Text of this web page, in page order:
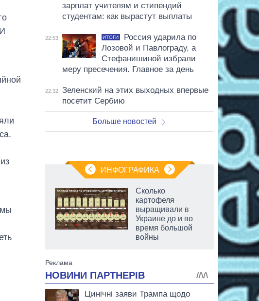
зарплат учителям и стипендий
студентам: как вырастут выплаты
22:53 ИТОГИ
Россия ударила по
Лозовой и Павлограду, а
Стефанишиной избрали
меру пресечения. Главное за день
22:32
Зеленский на этих выходных впервые
посетит Сербию
Больше новостей
ИНФОГРАФИКА
Сколько
картофеля
выращивали в
Украине до и во
время большой
войны